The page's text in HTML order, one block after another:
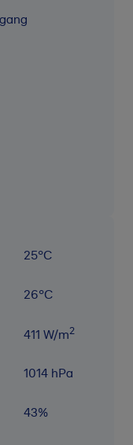
25°C
26°C
411 W/m2
1014 hPa
43%